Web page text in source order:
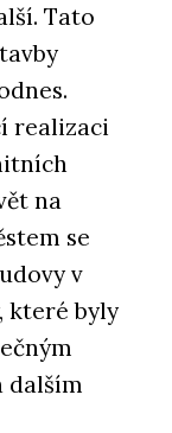
Tato
realizaci
na
se
v
které byly
dalším